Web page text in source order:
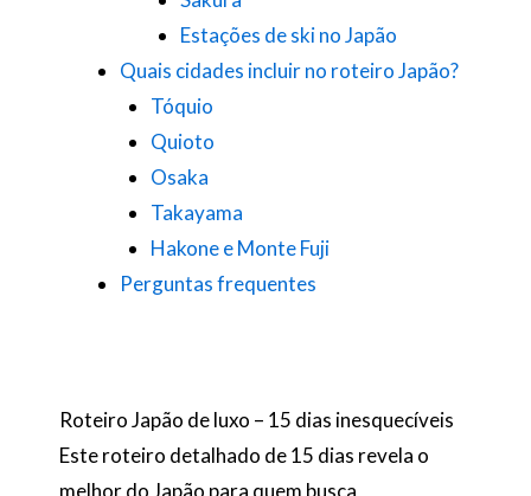
Estações de ski no Japão
Quais cidades incluir no roteiro Japão?
Tóquio
Quioto
Osaka
Takayama
Hakone e Monte Fuji
Perguntas frequentes
Roteiro Japão de luxo – 15 dias inesquecíveis
Este roteiro detalhado de 15 dias revela o
melhor do Japão para quem busca